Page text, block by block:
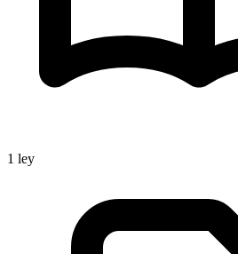
1 ley